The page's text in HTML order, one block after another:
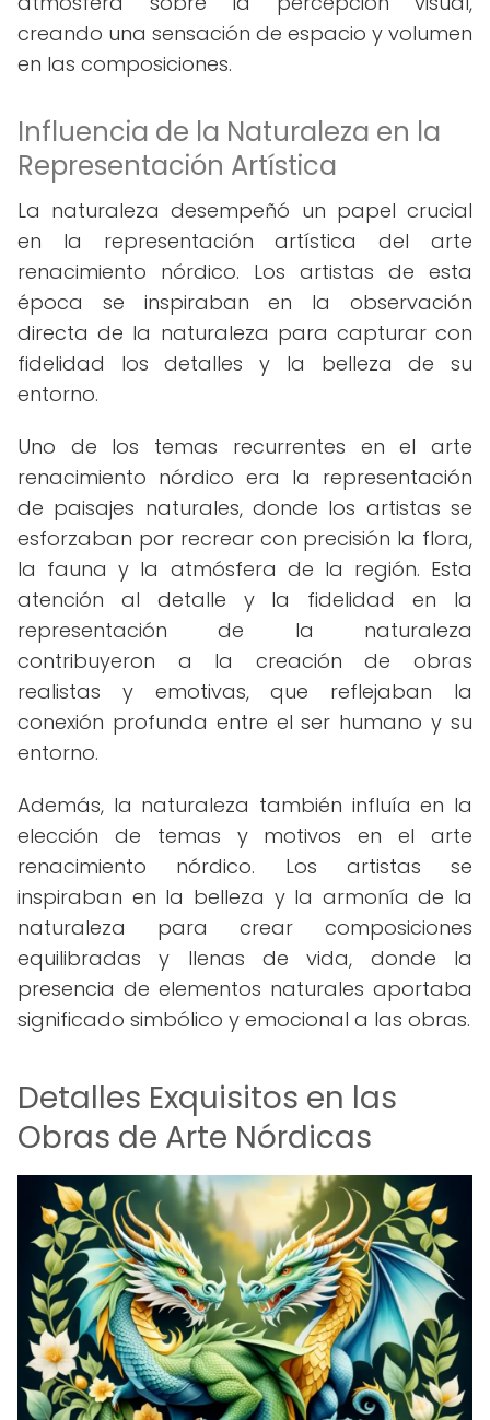
creando una sensación de espacio y volumen
en las composiciones.
Influencia de la Naturaleza en la
Representación Artística
La naturaleza desempeñó un papel crucial
en la representación artística del arte
renacimiento nórdico. Los artistas de esta
época se inspiraban en la observación
directa de la naturaleza para capturar con
fidelidad los detalles y la belleza de su
entorno.
Uno de los temas recurrentes en el arte
renacimiento nórdico era la representación
de paisajes naturales, donde los artistas se
esforzaban por recrear con precisión la flora,
la fauna y la atmósfera de la región. Esta
atención al detalle y la fidelidad en la
representación de la naturaleza
contribuyeron a la creación de obras
realistas y emotivas, que reflejaban la
conexión profunda entre el ser humano y su
entorno.
Además, la naturaleza también influía en la
elección de temas y motivos en el arte
renacimiento nórdico. Los artistas se
inspiraban en la belleza y la armonía de la
naturaleza para crear composiciones
equilibradas y llenas de vida, donde la
presencia de elementos naturales aportaba
significado simbólico y emocional a las obras.
Detalles Exquisitos en las
Obras de Arte Nórdicas